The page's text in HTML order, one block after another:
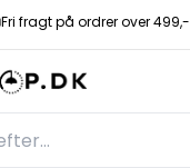
Fri fragt på ordrer over 499,-